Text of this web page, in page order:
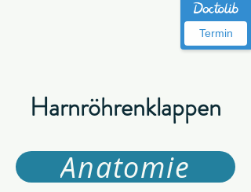
Termin
Harnröhrenklappen
Anatomie